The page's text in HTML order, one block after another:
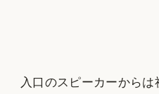
入口のスピーカーから